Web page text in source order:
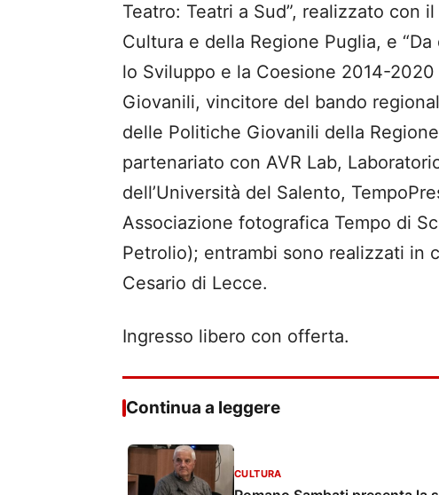
Teatro: Teatri a Sud”, realizzato con
Cultura e della Regione Puglia, e
lo Sviluppo e la Coesione 2014-
Giovanili, vincitore del bando
delle Politiche Giovanili della
partenariato con AVR Lab,
dell’Università del Salento,
Associazione fotografica Tempo di
Petrolio); entrambi sono realizzati in
Cesario di Lecce.
Ingresso libero con offerta.
Continua a leggere
CULTURA